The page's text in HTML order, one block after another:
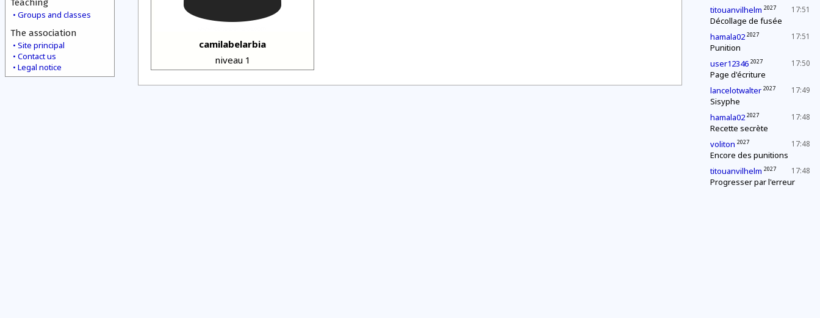
Teaching
Groups and classes
The association
Site principal
Contact us
Legal notice
17:51
titouanvilhelm 2027
Décollage de fusée
17:51
hamala02 2027
Punition
17:50
user12346 2027
Page d'écriture
17:49
lancelotwalter 2027
Sisyphe
17:48
hamala02 2027
Recette secrète
17:48
voliton 2027
Encore des punitions
17:48
titouanvilhelm 2027
Progresser par l'erreur
camilabelarbia
niveau 1